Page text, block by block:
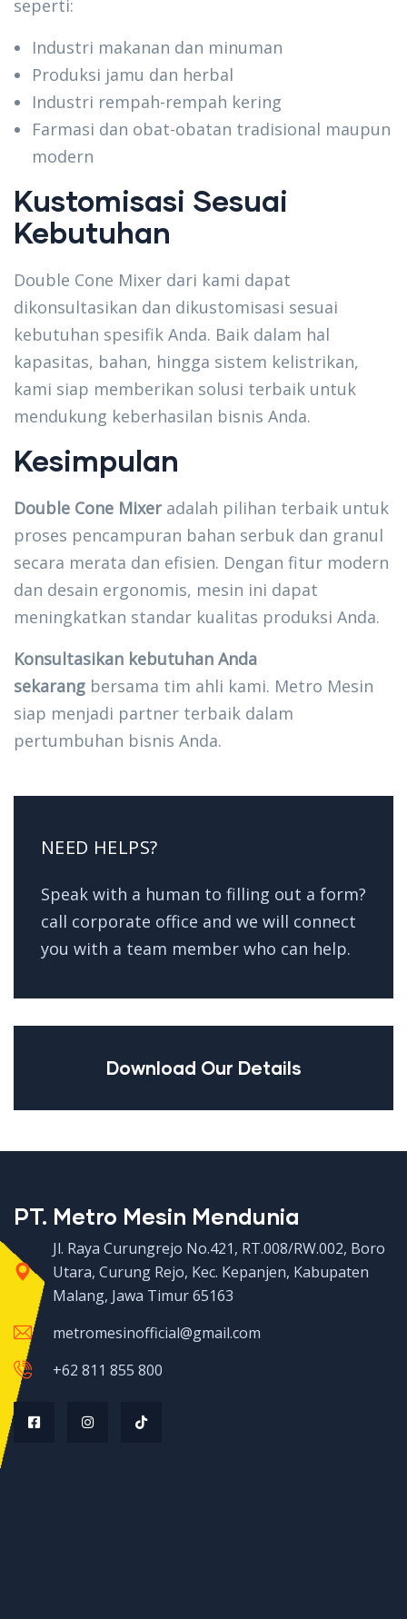
seperti:
Industri makanan dan minuman
Produksi jamu dan herbal
Industri rempah-rempah kering
Farmasi dan obat-obatan tradisional maupun
modern
Kustomisasi Sesuai
Kebutuhan
Double Cone Mixer dari kami dapat
dikonsultasikan dan dikustomisasi sesuai
kebutuhan spesifik Anda. Baik dalam hal
kapasitas, bahan, hingga sistem kelistrikan,
kami siap memberikan solusi terbaik untuk
mendukung keberhasilan bisnis Anda.
Kesimpulan
Double Cone Mixeradalah pilihan terbaik untuk
proses pencampuran bahan serbuk dan granul
secara merata dan efisien. Dengan fitur modern
dan desain ergonomis, mesin ini dapat
meningkatkan standar kualitas produksi Anda.
Konsultasikan kebutuhan Anda
sekarang bersama tim ahli kami. Metro Mesin
siap menjadi partner terbaik dalam
pertumbuhan bisnis Anda.
NEED HELPS?
Speak with a human to filling out a form?
call corporate office and we will connect
you with a team member who can help.
Download Our Details
PT. Metro Mesin Mendunia
Jl. Raya Curungrejo No.421, RT.008/RW.002, Boro
Utara, Curung Rejo, Kec. Kepanjen, Kabupaten
Malang, Jawa Timur 65163
metromesinofficial@gmail.com
+62 811 855 800